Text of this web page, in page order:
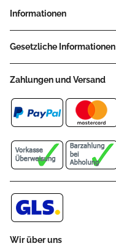
Informationen
Gesetzliche Informationen
Zahlungen und Versand
Wir über uns